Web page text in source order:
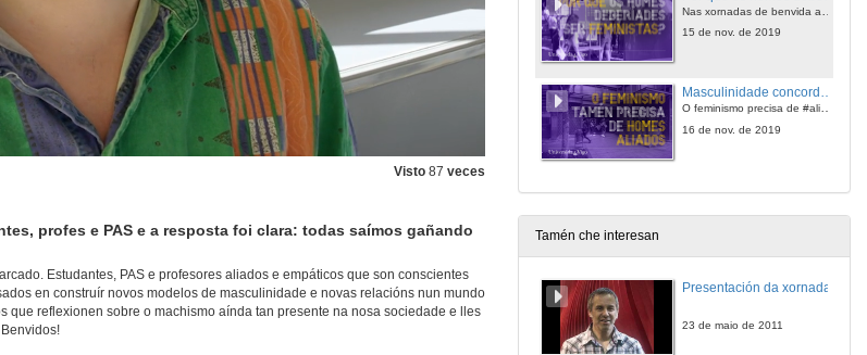
Visto 87 veces
profes e PAS e a resposta foi clara: todas saímos gañando
Estudantes, PAS e profesores aliados e empáticos que son conscientes
en construír novos modelos de masculinidade e novas relacións nun mundo
reflexionen sobre o machismo aínda tan presente na nosa sociedade e lles
Nas xornadas de benvida ao campus de Vigo fixemos esta pregunta a estudantes, profes e PAS e a resposta foi clara: todas saímos gañando nesta loita!
15 de nov. de 2019
Masculinidade concorda con igualdade
O feminismo precisa de #aliadosfeministas
16 de nov. de 2019
Tamén che interesan
Presentación da xornada
23 de maio de 2011